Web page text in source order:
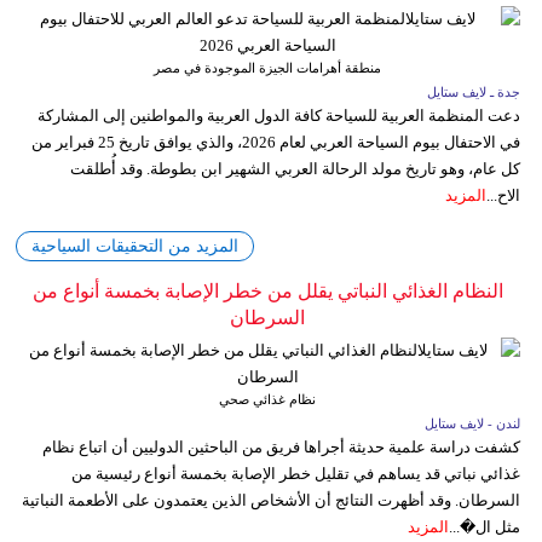
منطقة أهرامات الجيزة الموجودة في مصر
جدة ـ لايف ستايل
دعت المنظمة العربية للسياحة كافة الدول العربية والمواطنين إلى المشاركة
في الاحتفال بيوم السياحة العربي لعام 2026، والذي يوافق تاريخ 25 فبراير من
كل عام، وهو تاريخ مولد الرحالة العربي الشهير ابن بطوطة. وقد أُطلقت
الاح... المزيد
المزيد من التحقيقات السياحية
النظام الغذائي النباتي يقلل من خطر الإصابة بخمسة أنواع من
السرطان
نظام غذائي صحي
لندن - لايف ستايل
كشفت دراسة علمية حديثة أجراها فريق من الباحثين الدوليين أن اتباع نظام
غذائي نباتي قد يساهم في تقليل خطر الإصابة بخمسة أنواع رئيسية من
السرطان. وقد أظهرت النتائج أن الأشخاص الذين يعتمدون على الأطعمة النباتية
مثل ال�... المزيد